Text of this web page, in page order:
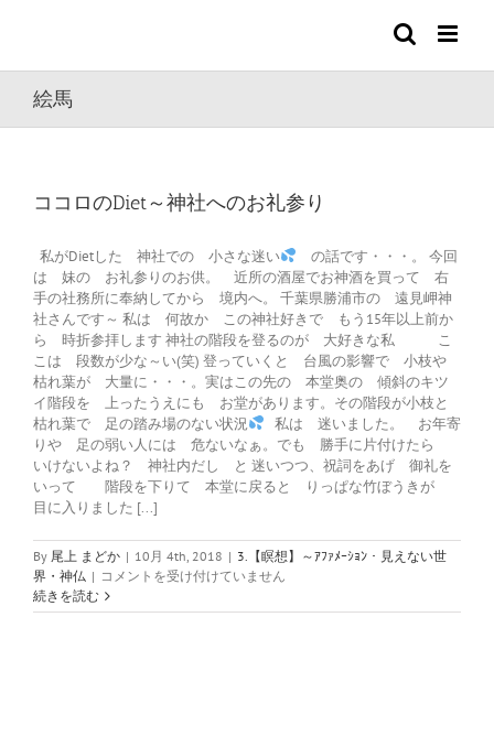
絵馬
ココロのDiet～神社へのお礼参り
私がDietした 神社での 小さな迷い
の話です・・・。 今回
は 妹の お礼参りのお供。 近所の酒屋でお神酒を買って 右
手の社務所に奉納してから 境内へ。 千葉県勝浦市の 遠見岬神
社さんです～ 私は 何故か この神社好きで もう15年以上前か
ら 時折参拝します 神社の階段を登るのが 大好きな私 こ
こは 段数が少な～い(笑) 登っていくと 台風の影響で 小枝や
枯れ葉が 大量に・・・。実はこの先の 本堂奥の 傾斜のキツ
イ階段を 上ったうえにも お堂があります。その階段が小枝と
枯れ葉で 足の踏み場のない状況
私は 迷いました。 お年寄
りや 足の弱い人には 危ないなぁ。でも 勝手に片付けたら
いけないよね？ 神社内だし と 迷いつつ、祝詞をあげ 御礼を
いって 階段を下りて 本堂に戻ると りっぱな竹ぼうきが
目に入りました [...]
By 尾上 まどか | 10月 4th, 2018 | 3.【瞑想】～ｱﾌｧﾒｰｼｮﾝ・見えない世
界・神仏 | コ
コ
ロ
コメントを受け付けていません
続きを読む